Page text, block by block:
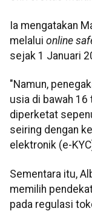
Ia mengatakan
melalui online
sejak 1 Januari
"Namun,
usia di bawah 16
diperketat
seiring dengan
elektronik (e-
Sementara itu,
memilih
pada regulasi